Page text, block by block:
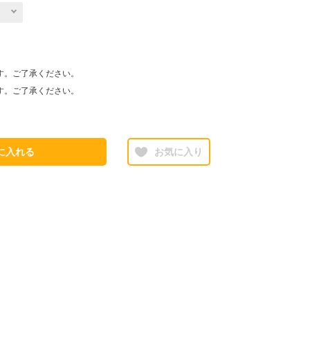
ご了承ください。
ご了承ください。
入れる お気に入り